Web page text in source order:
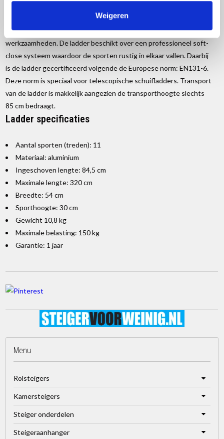
Weigeren
Deze ladder van Eurostairs is telescopisch en stapsgewijs in en uit
te schuiven. Zo kan de ladder op elke gewenste hoogte ingesteld
worden. Ideaal als hulpmiddel voor verschillende soorten
werkzaamheden. De ladder beschikt over een professioneel soft-
close systeem waardoor de sporten rustig in elkaar vallen. Daarbij
is de ladder gecertificeerd volgende de Europese norm: EN131-6.
Deze norm is speciaal voor telescopische schuifladders. Transport
van de ladder is makkelijk aangezien de transporthoogte slechts
85 cm bedraagt.
Ladder specificaties
Aantal sporten (treden): 11
Materiaal: aluminium
Ingeschoven lengte: 84,5 cm
Maximale lengte: 320 cm
Breedte: 54 cm
Sporthoogte: 30 cm
Gewicht 10,8 kg
Maximale belasting: 150 kg
Garantie: 1 jaar
Menu
Rolsteigers
Kamersteigers
Steiger onderdelen
Steigeraanhanger